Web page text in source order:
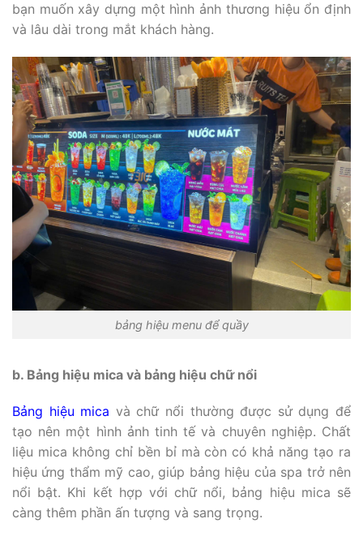
bạn muốn xây dựng một hình ảnh thương hiệu ổn định
và lâu dài trong mắt khách hàng.
bảng hiệu menu để quầy
b. Bảng hiệu mica và bảng hiệu chữ nổi
Bảng hiệu mica và chữ nổi thường được sử dụng để
tạo nên một hình ảnh tinh tế và chuyên nghiệp. Chất
liệu mica không chỉ bền bỉ mà còn có khả năng tạo ra
hiệu ứng thẩm mỹ cao, giúp bảng hiệu của spa trở nên
nổi bật. Khi kết hợp với chữ nổi, bảng hiệu mica sẽ
càng thêm phần ấn tượng và sang trọng.